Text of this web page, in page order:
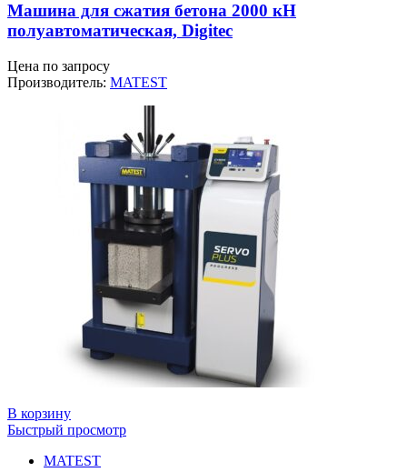
Машина для сжатия бетона 2000 кН
полуавтоматическая, Digitec
Цена по запросу
Производитель: MATEST
В корзину
Быстрый просмотр
MATEST